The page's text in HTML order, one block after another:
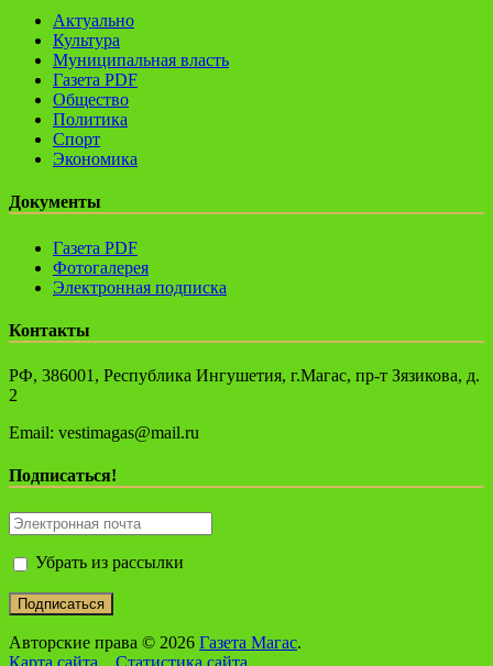
Актуально
Культура
Муниципальная власть
Газета PDF
Общество
Политика
Спорт
Экономика
Документы
Газета PDF
Фотогалерея
Электронная подписка
Контакты
РФ, 386001, Республика Ингушетия, г.Магас, пр-т Зязикова, д.
2
Email: vestimagas@mail.ru
Подписаться!
Убрать из рассылки
Авторские права © 2026 Газета Магас.
Карта сайта
Статистика сайта